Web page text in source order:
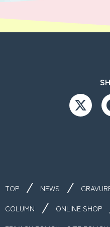
TOP NEWS
COLUMN
ONLINE SHOP